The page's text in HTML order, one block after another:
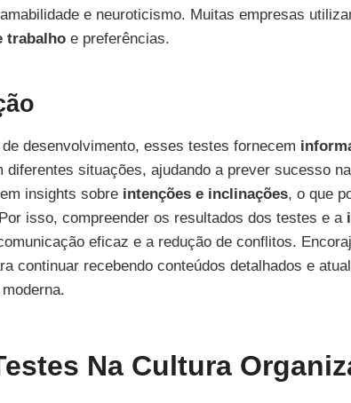
e neuroticismo. Muitas empresas
trabalho e preferências.
de desenvolvimento, esses testes fornecem
situações, ajudando a prever sucesso
insights sobre intenções e inclinações, o que
isso, compreender os resultados dos testes e a
eficaz e a redução de conflitos.
continuar recebendo conteúdos detalhados e
Na Cultura